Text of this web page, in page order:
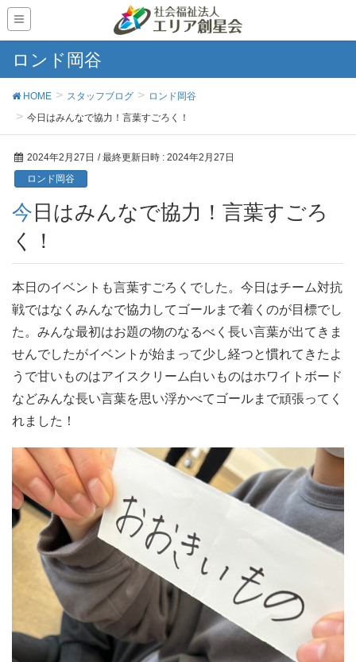
ロンド岡谷
HOME スタッフブログ
ロンド岡谷
今日はみんなで協力！言葉すごろく！
2024年2月27日 / 最終更新日時 : 2024年2月27日
ロンド岡谷
今日はみんなで協力！言葉すごろ
く！
本日のイベントも言葉すごろくでした。今日はチーム対抗
戦ではなくみんなで協力してゴールまで着くのが目標でし
た。みんな最初はお題の物のなるべく長い言葉が出てきま
せんでしたがイベントが始まって少し経つと慣れてきたよ
うで甘いものはアイスクリーム白いものはホワイトボード
などみんな長い言葉を思い浮かべてゴールまで頑張ってく
れました！